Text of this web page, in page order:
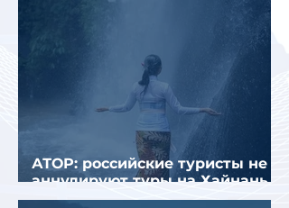
АТОР: российские туристы не
аннулируют туры на Хайнань
из-за тайфуна «Дельфин»